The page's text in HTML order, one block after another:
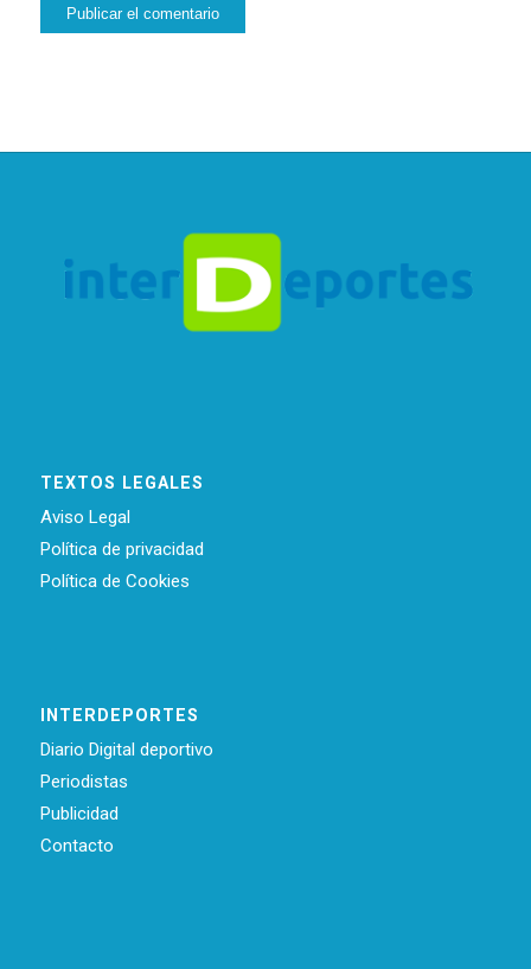
TEXTOS LEGALES
Aviso Legal
Política de privacidad
Política de Cookies
INTERDEPORTES
Diario Digital deportivo
Periodistas
Publicidad
Contacto